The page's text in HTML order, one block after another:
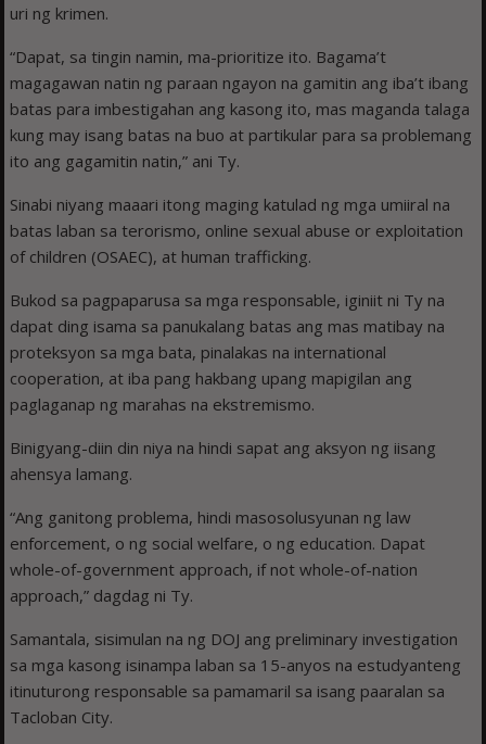
uri ng krimen.
“Dapat, sa tingin namin, ma-prioritize ito. Bagama’t
magagawan natin ng paraan ngayon na gamitin ang iba’t ibang
batas para imbestigahan ang kasong ito, mas maganda talaga
kung may isang batas na buo at partikular para sa problemang
ito ang gagamitin natin,” ani Ty.
Sinabi niyang maaari itong maging katulad ng mga umiiral na
batas laban sa terorismo, online sexual abuse or exploitation
of children (OSAEC), at human trafficking.
Bukod sa pagpaparusa sa mga responsable, iginiit ni Ty na
dapat ding isama sa panukalang batas ang mas matibay na
proteksyon sa mga bata, pinalakas na international
cooperation, at iba pang hakbang upang mapigilan ang
paglaganap ng marahas na ekstremismo.
Binigyang-diin din niya na hindi sapat ang aksyon ng iisang
ahensya lamang.
“Ang ganitong problema, hindi masosolusyunan ng law
enforcement, o ng social welfare, o ng education. Dapat
whole-of-government approach, if not whole-of-nation
approach,” dagdag ni Ty.
Samantala, sisimulan na ng DOJ ang preliminary investigation
sa mga kasong isinampa laban sa 15-anyos na estudyanteng
itinuturong responsable sa pamamaril sa isang paaralan sa
Tacloban City.